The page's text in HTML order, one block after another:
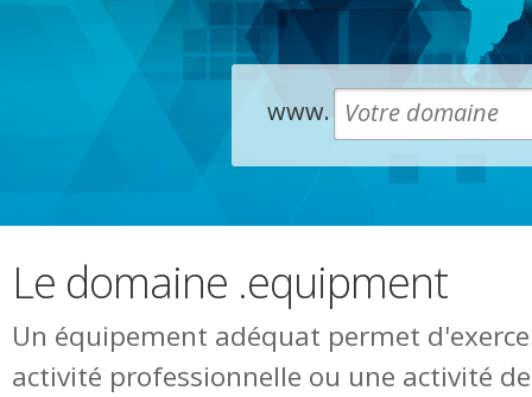
www.
Le domaine .equipment
Un équipement adéquat permet
activité professionnelle ou une activité